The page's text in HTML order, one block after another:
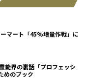
マート「45%増量作戦」に
能界の裏話「プロフェッシ
めのブック